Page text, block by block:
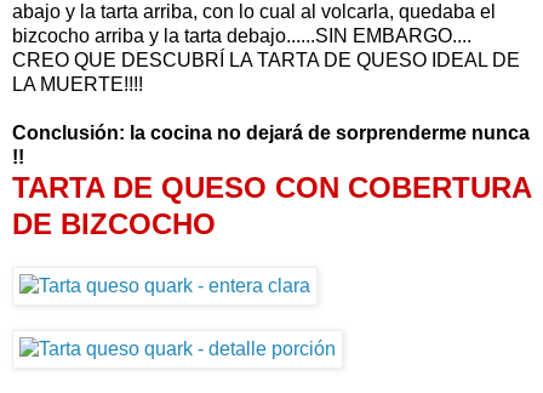
abajo y la tarta arriba, con lo cual al volcarla, quedaba el
bizcocho arriba y la tarta debajo......SIN EMBARGO....
CREO QUE DESCUBRÍ LA TARTA DE QUESO IDEAL DE
LA MUERTE!!!!
Conclusión: la cocina no dejará de sorprenderme nunca
!!
TARTA DE QUESO CON COBERTURA
DE BIZCOCHO